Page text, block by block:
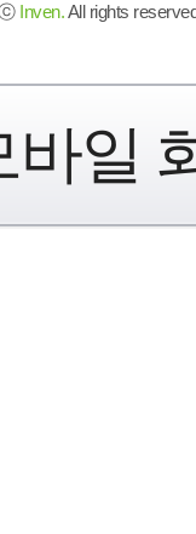
Inven.All rights
바일